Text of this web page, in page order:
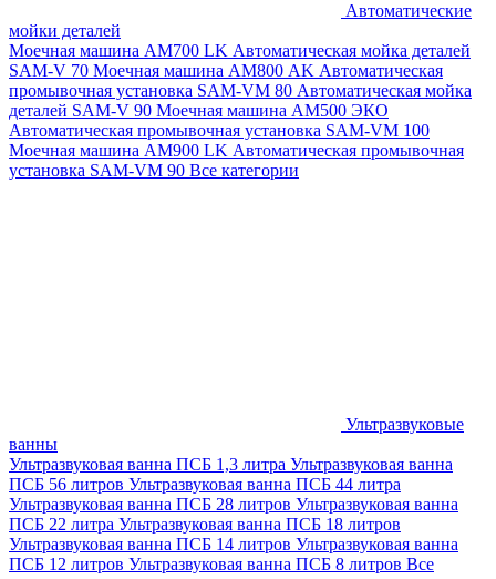
Автоматические
мойки деталей
Моечная машина AM700 LK Автоматическая мойка деталей
SAM-V 70 Моечная машина АМ800 AK Автоматическая
промывочная установка SAM-VM 80 Автоматическая мойка
деталей SAM-V 90 Моечная машина АМ500 ЭКО
Автоматическая промывочная установка SAM-VM 100
Моечная машина AM900 LK Автоматическая промывочная
установка SAM-VM 90 Все категории
Ультразвуковые
ванны
Ультразвуковая ванна ПСБ 1,3 литра Ультразвуковая ванна
ПСБ 56 литров Ультразвуковая ванна ПСБ 44 литра
Ультразвуковая ванна ПСБ 28 литров Ультразвуковая ванна
ПСБ 22 литра Ультразвуковая ванна ПСБ 18 литров
Ультразвуковая ванна ПСБ 14 литров Ультразвуковая ванна
ПСБ 12 литров Ультразвуковая ванна ПСБ 8 литров Все